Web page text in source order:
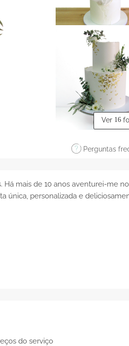
Ver 16
Perguntas
Há mais de 10 anos aventurei-me no
única, personalizada e
do serviço